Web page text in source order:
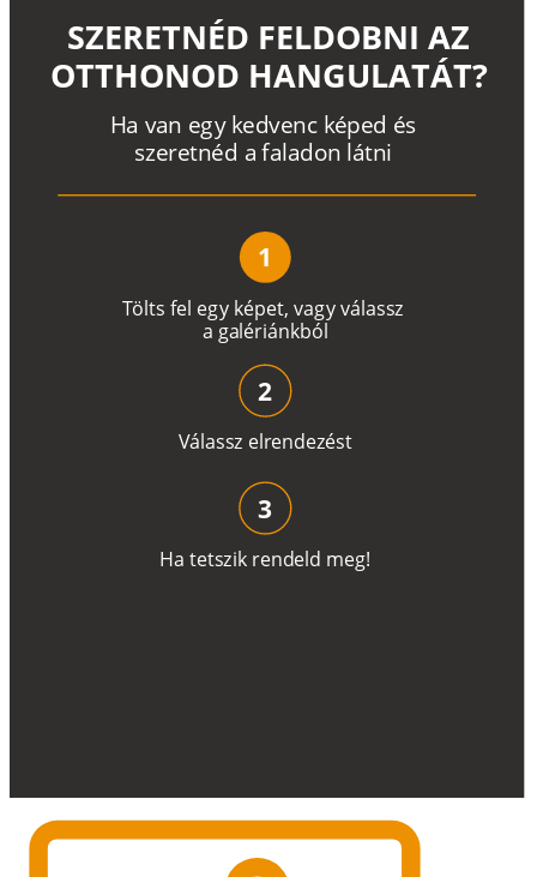
Tölts fel egy képet, vagyválassz
a galériánkból
Ha van egy kedvenc képed és
szeretnéd a faladon látni
SZERETNÉD FELDOBNI AZ
OTTHONOD HANGULATÁT?
1
Válassz elrendezést
2
Ha tetszik rendeld meg!
3